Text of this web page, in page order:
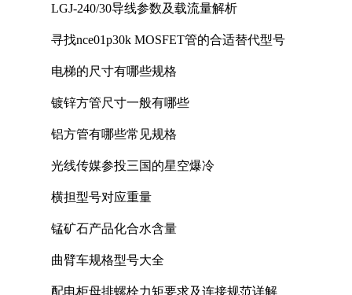
LGJ-240/30导线参数及载流量解析
寻找nce01p30k MOSFET管的合适替代型号
电梯的尺寸有哪些规格
镀锌方管尺寸一般有哪些
铝方管有哪些常见规格
光线传媒参投三国的星空爆冷
横担型号对应重量
锰矿石产品化合水含量
曲臂车规格型号大全
配电柜母排螺栓力矩要求及连接规范详解